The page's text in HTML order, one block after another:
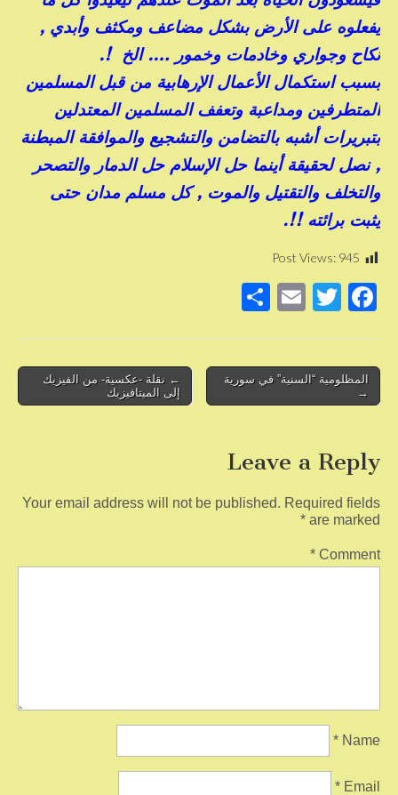
يفعلوه على الأرض بشكل مضاعف ومكثف وأبدي ,
نكاح وجواري وخادمات وخمور …. الخ !.
بسبب استكمال الأعمال الإرهابية من قبل المسلمين
المتطرفين ومداعبة وتعفف المسلمين المعتدلين
بتبريرات أشبه بالتضامن والتشجيع والموافقة المبطنة
, نصل لحقيقة أينما حل الإسلام حل الدمار والتصحر
والتخلف والتقتيل والموت , كل مسلم مدان حتى
يثبت برائته !!.
Post Views: 945
F
e
b
o
k
T
er
E
e
Post
navigation
← نقلة -عكسية- من الفيزيك
إلى الميتافيزيك
المظلومية “السنية” في سورية
→
Leave a Reply
Your email address will not be published. Required fields
are marked
*
Comment
*
Name
*
Email
*